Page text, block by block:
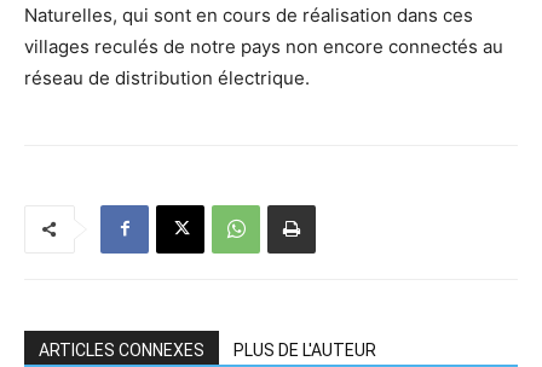
Naturelles, qui sont en cours de réalisation dans ces
villages reculés de notre pays non encore connectés au
réseau de distribution électrique.
ARTICLES CONNEXES PLUS DE L'AUTEUR